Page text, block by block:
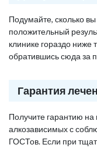
Подумайте, сколько
положительный
клинике гораздо ниже
обратившись сюда за
Гарантия
Получите гарантию
алкозависимых с
ГОСТов. Если при